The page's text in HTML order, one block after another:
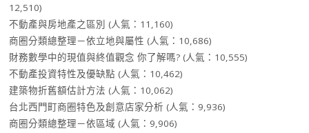
12,510)
不動產與房地產之區別 (人氣：11,160)
商圈分類總整理－依立地與屬性 (人氣：10,686)
財務數學中的現值與終值觀念 你了解嗎? (人氣：10,555)
不動產投資特性及優缺點 (人氣：10,462)
建築物折舊額估計方法 (人氣：10,062)
台北西門町商圈特色及創意店家分析 (人氣：9,936)
商圈分類總整理－依區域 (人氣：9,906)